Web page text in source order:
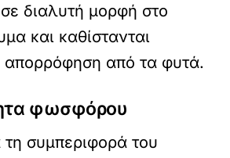
διαλυτή μορφή στο
και καθίστανται
απορρόφηση από τα φυτά.
φωσφόρου
συμπεριφορά του